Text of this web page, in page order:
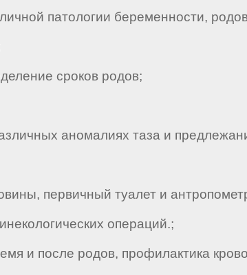
патологии беременности,
сроков родов;
аномалиях таза и
первичный туалет и
операций.;
и после родов, профилактика